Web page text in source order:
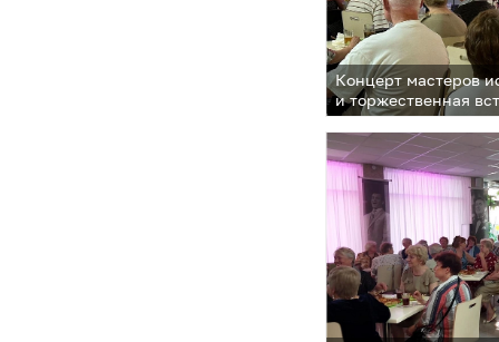
Концерт мастеров
и торжественная
в культурно-
Кобзона 2 июня в
основания поселка
основан в 1934
Министров СССР)